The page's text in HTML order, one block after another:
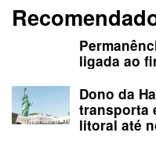
ligada ao
Dono da
transporta
litoral até